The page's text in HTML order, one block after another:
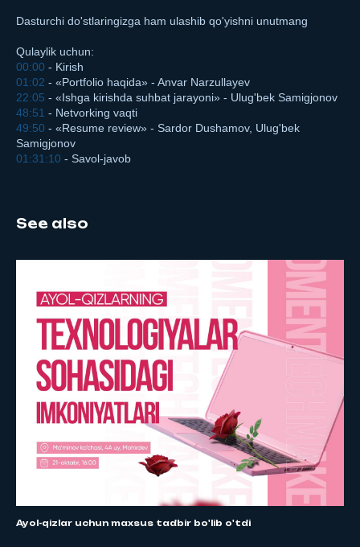
Dasturchi do'stlaringizga ham ulashib qo'yishni unutmang
Qulaylik uchun:
00:00 - Kirish
01:02 - «Portfolio haqida» - Anvar Narzullayev
22:05 - «Ishga kirishda suhbat jarayoni» - Ulug'bek Samigjonov
48:51 - Netvorking vaqti
49:50 - «Resume review» - Sardor Dushamov, Ulug'bek
Samigjonov
01:31:10 - Savol-javob
See also
Ayol-qizlar uchun maxsus tadbir bo'lib o'tdi